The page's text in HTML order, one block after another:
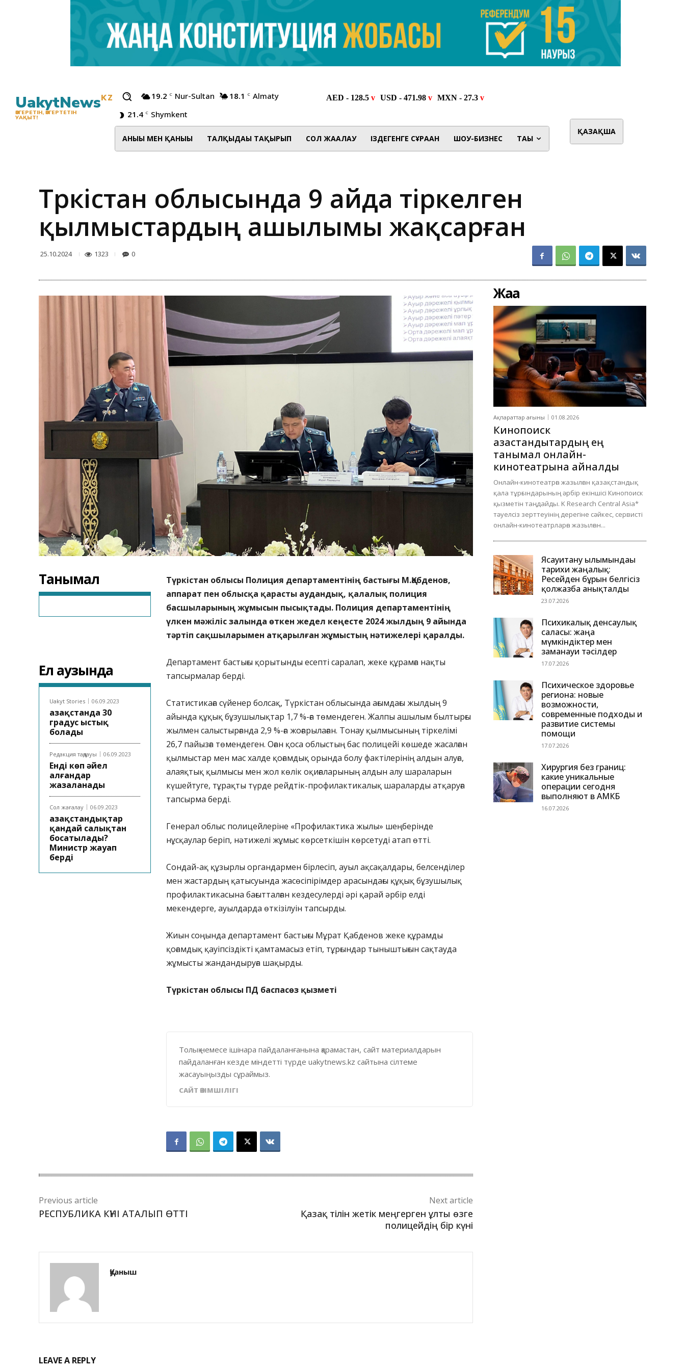
UakytNewsKZ
ӨЗГЕРЕТІН, ӨЗГЕРТЕТІН
УАҚЫТ!
19.2 C Nur-Sultan 18.1 C Almaty
21.4 C Shymkent
АНЫҒЫ МЕН ҚАНЫҒЫ ТАЛҚЫДАҒЫ ТАҚЫРЫП СОЛ ЖАҒАЛАУ ІЗДЕГЕНГЕ СҰРАҒАН ШОУ-БИЗНЕС ТАҒЫ
ҚАЗАҚША
Түркістан облысында 9 айда тіркелген
қылмыстардың ашылымы жақсарған
25.10.2024 1323 0
Танымал
Ел аузында
Uakyt Stories 06.09.2023
Қазақстанда 30
градус ыстық
болады
Редакция таңдауы 06.09.2023
Енді көп әйел
алғандар
жазаланады
Сол жағалау 06.09.2023
Қазақстандықтар
қандай салықтан
босатылады?
Министр жауап
берді
Түркістан облысы Полиция департаментінің бастығы М.Қабденов,
аппарат пен облысқа қарасты аудандық, қалалық полиция
басшыларының жұмысын пысықтады. Полиция департаментінің
үлкен мәжіліс залында өткен жедел кеңесте 2024 жылдың 9 айында
тәртіп сақшыларымен атқарылған жұмыстың нәтижелері қаралды.
Департамент бастығы қорытынды есепті саралап, жеке құрамға нақты
тапсырмалар берді.
Статистикаға сүйенер болсақ, Түркістан облысында ағымдағы жылдың 9
айында құқық бұзушылықтар 1,7 %-ға төмендеген. Жалпы ашылым былтырғы
жылмен салыстырғанда 2,9 %-ға жоғарылаған. Тонау қылмысының тіркелімі
26,7 пайызға төмендеген. Оған қоса облыстың бас полицейі көшеде жасалған
қылмыстар мен мас халде қоғамдық орында болу фактілерінің алдын алуға,
алаяқтық қылмысы мен жол көлік оқиғаларының алдын алу шараларын
күшейтуге, тұрақты түрде рейдтік-профилактикалық шараларды атқаруға
тапсырма берді.
Генерал облыс полицейлеріне «Профилактика жылы» шеңберінде
нұсқаулар беріп, нәтижелі жұмыс көрсеткішін көрсетуді атап өтті.
Сондай-ақ құзырлы органдармен бірлесіп, ауыл ақсақалдары, белсенділер
мен жастардың қатысуында жасөсіпірімдер арасындағы құқық бұзушылық
профилактикасына бағытталған кездесулерді әрі қарай әрбір елді
мекендерге, ауылдарда өткізілуін тапсырды.
Жиын соңында департамент бастығы Мұрат Қабденов жеке құрамды
қоғамдық қауіпсіздікті қамтамасыз етіп, тұрғындар тыныштығын сақтауда
жұмысты жандандыруға шақырды.
Түркістан облысы ПД баспасөз қызметі
Толық немесе ішінара пайдаланғанына қарамастан, сайт материалдарын
пайдаланған кезде міндетті түрде uakytnews.kz сайтына сілтеме
жасауыңызды сұраймыз.
САЙТ ӘКІМШІЛІГІ
Previous article
РЕСПУБЛИКА КҮНІ АТАЛЫП ӨТТІ
Next article
Қазақ тілін жетік меңгерген ұлты өзге
полицейдің бір күні
Қуаныш
LEAVE A REPLY
Жаңа
Ақпараттар ағыны 01.08.2026
Кинопоиск
қазақстандықтардың ең
танымал онлайн-
кинотеатрына айналды
Онлайн-кинотеатрға жазылған қазақстандық
қала тұрғындарының әрбір екіншісі Кинопоиск
қызметін таңдайды. K Research Central Asia*
тәуелсіз зерттеуінің дерегіне сәйкес, сервисті
онлайн-кинотеатрларға жазылған...
Ясауитану ғылымындағы
тарихи жаңалық:
Ресейден бұрын белгісіз
қолжазба анықталды
23.07.2026
Психикалық денсаулық
саласы: жаңа
мүмкіндіктер мен
заманауи тәсілдер
17.07.2026
Психическое здоровье
региона: новые
возможности,
современные подходы и
развитие системы
помощи
17.07.2026
Хирургия без границ:
какие уникальные
операции сегодня
выполняют в АМКБ
16.07.2026